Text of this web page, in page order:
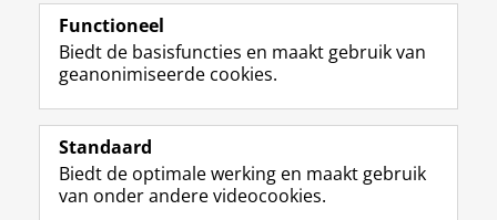
Volg de RUG
F
a
e
b
L
i
k
e
R
S
-
f
I
n
t
Y
o
T
Studiekiezers
Functioneel
Biedt de basisfuncties en maakt gebruik van
geanonimiseerde cookies.
Standaard
Biedt de optimale werking en maakt gebruik
van onder andere videocookies.